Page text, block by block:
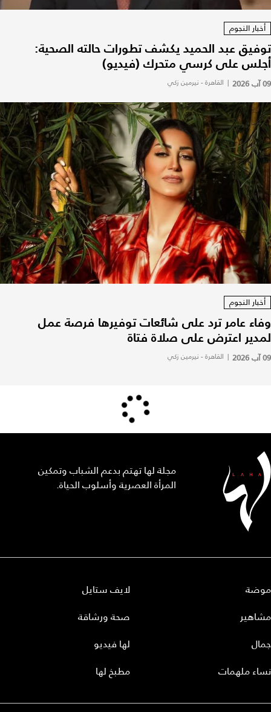
أخبار النجوم
توفيق عبد الحميد يكشف تطورات حالته الصحية:
أجلس على كرسي متحرك (فيديو)
09 آب 2026 | القاهرة - نيرمين زكي
أخبار النجوم
وفاء عامر ترد على شائعات توفيرها فرصة عمل
لمدير اعترض على صلاة فتاة
09 آب 2026 | القاهرة - نيرمين زكي
مجلة لها تهتم بدعم الشباب وتمكين
المرأة العصرية وأسلوب الحياة.
موضة
مشاهير
جمال
نساء ملهمات
لايف ستايل
صحة ورشاقة
لها فيديو
مطبخ لها